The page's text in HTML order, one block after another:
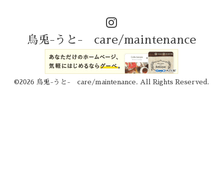
烏兎-うと- care/maintenance
©2026 烏兎-うと- care/maintenance . All Rights Reserved.